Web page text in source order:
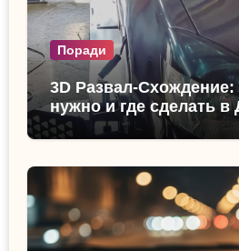
Поради
3D Развал-Схождение:
нужно и где сделать в
очереди?